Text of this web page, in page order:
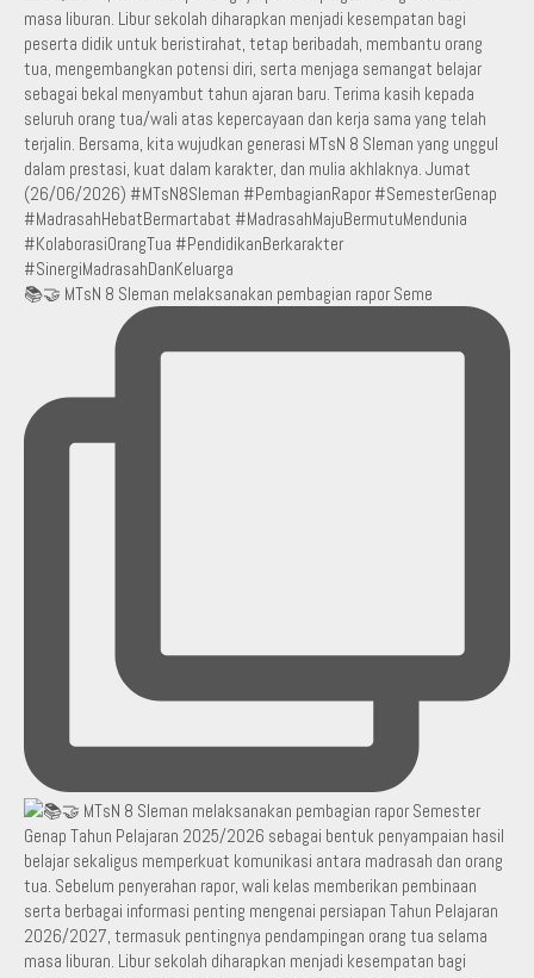
📚🤝 MTsN 8 Sleman melaksanakan pembagian rapor Seme